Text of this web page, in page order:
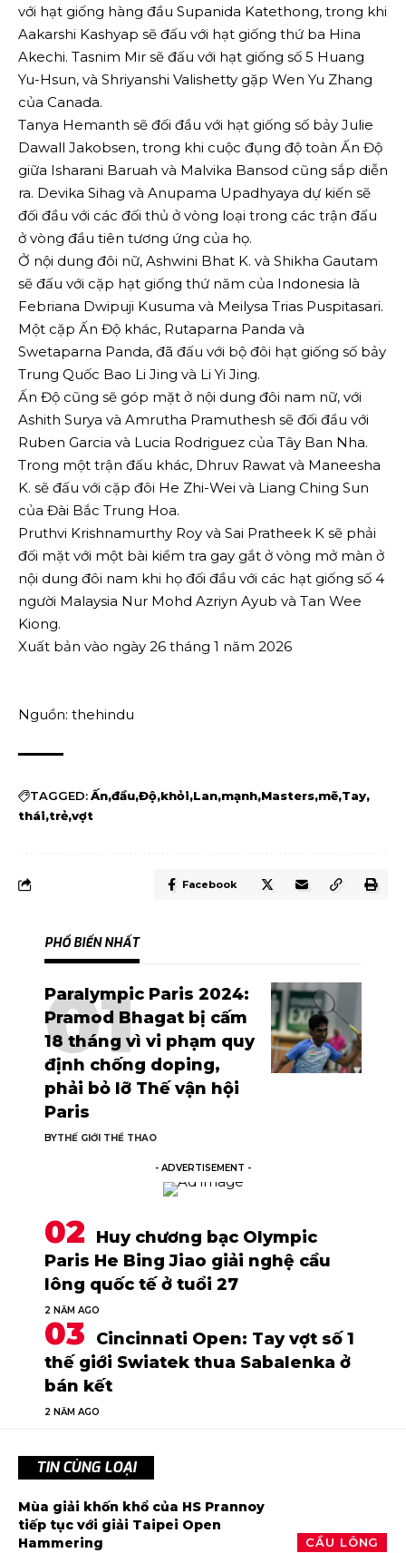
với hạt giống hàng đầu Supanida Katethong, trong khi
Aakarshi Kashyap sẽ đấu với hạt giống thứ ba Hina
Akechi. Tasnim Mir sẽ đấu với hạt giống số 5 Huang
Yu-Hsun, và Shriyanshi Valishetty gặp Wen Yu Zhang
của Canada.
Tanya Hemanth sẽ đối đầu với hạt giống số bảy Julie
Dawall Jakobsen, trong khi cuộc đụng độ toàn Ấn Độ
giữa Isharani Baruah và Malvika Bansod cũng sắp diễn
ra. Devika Sihag và Anupama Upadhyaya dự kiến ​​sẽ
đối đầu với các đối thủ ở vòng loại trong các trận đấu
ở vòng đầu tiên tương ứng của họ.
Ở nội dung đôi nữ, Ashwini Bhat K. và Shikha Gautam
sẽ đấu với cặp hạt giống thứ năm của Indonesia là
Febriana Dwipuji Kusuma và Meilysa Trias Puspitasari.
Một cặp Ấn Độ khác, Rutaparna Panda và
Swetaparna Panda, đã đấu với bộ đôi hạt giống số bảy
Trung Quốc Bao Li Jing và Li Yi Jing.
Ấn Độ cũng sẽ góp mặt ở nội dung đôi nam nữ, với
Ashith Surya và Amrutha Pramuthesh sẽ đối đầu với
Ruben Garcia và Lucia Rodriguez của Tây Ban Nha.
Trong một trận đấu khác, Dhruv Rawat và Maneesha
K. sẽ đấu với cặp đôi He Zhi-Wei và Liang Ching Sun
của Đài Bắc Trung Hoa.
Pruthvi Krishnamurthy Roy và Sai Pratheek K sẽ phải
đối mặt với một bài kiểm tra gay gắt ở vòng mở màn ở
nội dung đôi nam khi họ đối đầu với các hạt giống số 4
người Malaysia Nur Mohd Azriyn Ayub và Tan Wee
Kiong.
Xuất bản vào ngày 26 tháng 1 năm 2026
Nguồn: thehindu
TAGGED:Ấn đầu Độ khỏi Lan mạnh Masters mẽ Tay
thái trẻ vợt
Facebook
PHỔ BIẾN NHẤT
Paralympic Paris 2024:
Pramod Bhagat bị cấm
18 tháng vì vi phạm quy
định chống doping,
phải bỏ lỡ Thế vận hội
Paris
BYTHẾ GIỚI THỂ THAO
- ADVERTISEMENT -
Huy chương bạc Olympic
Paris He Bing Jiao giải nghệ cầu
lông quốc tế ở tuổi 27
2 NĂM AGO
Cincinnati Open: Tay vợt số 1
thế giới Swiatek thua Sabalenka ở
bán kết
2 NĂM AGO
TIN CÙNG LOẠI
CẦU LÔNG
Mùa giải khốn khổ của HS Prannoy
tiếp tục với giải Taipei Open
Hammering